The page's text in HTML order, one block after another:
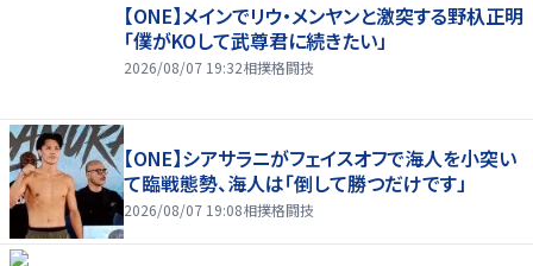
【ONE】メインでリウ・メンヤンと激突する野杁正明
「僕がKOして武尊君に続きたい」
2026/08/07 19:32相撲格闘技
【ONE】シアサラニがフェイスオフで海人を小突い
て臨戦態勢、海人は「倒して勝つだけです」
2026/08/07 19:08相撲格闘技